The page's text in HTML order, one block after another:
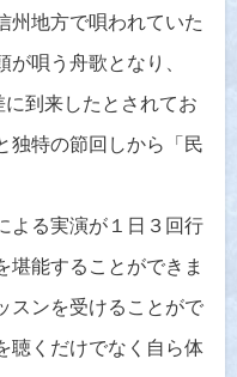
州地方で唄われていた
唄う舟歌となり、
到来したとされてお
独特の節回しから「民
よる実演が１日３回行
堪能することができま
スンを受けることがで
聴くだけでなく自ら体